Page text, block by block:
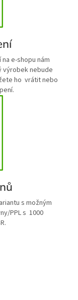
e-shopu nám
výrobek nebude
ho vrátit nebo
s možným
PPL s 1000